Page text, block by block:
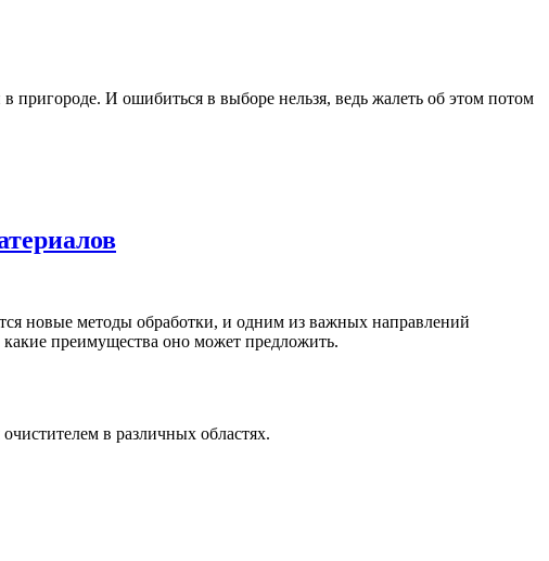
пригороде. И ошибиться в выборе нельзя, ведь жалеть об этом потом
новые методы обработки, и одним из важных направлений
какие преимущества оно может предложить.
в различных областях.